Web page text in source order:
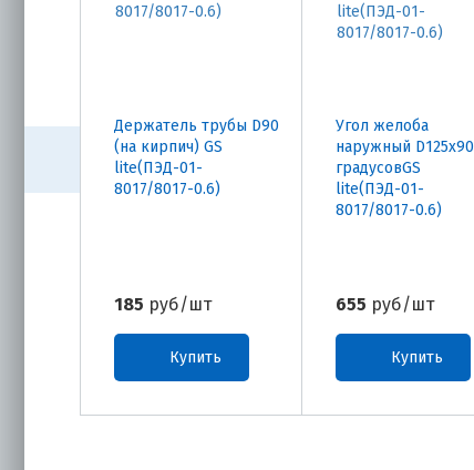
Держатель трубы D90
(на кирпич) GS
lite(ПЭД-01-
8017/8017-0.6)
185 руб/шт
Купить
Угол желоба
наружный D125х90
градусовGS
lite(ПЭД-01-
8017/8017-0.6)
655 руб/шт
Купить